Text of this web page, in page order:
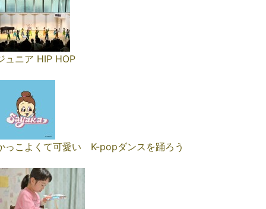
ュニア HIP HOP
っこよくて可愛い K-popダンスを踊ろう